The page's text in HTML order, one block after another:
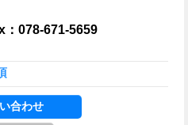
078-671-5659